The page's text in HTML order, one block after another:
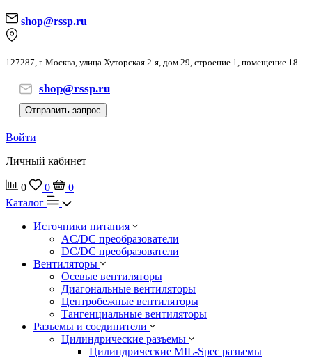
shop@rssp.ru
127287, г. Москва, улица Хуторская 2-я, дом 29, строение 1, помещение 18
shop@rssp.ru
Отправить запрос
Войти
Личный кабинет
0 0
0
Каталог
Источники питания
AC/DC преобразователи
DC/DC преобразователи
Вентиляторы
Осевые вентиляторы
Диагональные вентиляторы
Центробежные вентиляторы
Тангенциальные вентиляторы
Разъемы и соединители
Цилиндрические разъемы
Цилиндрические MIL-Spec разъемы